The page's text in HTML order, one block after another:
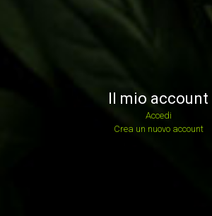
Il mio account
Accedi
Crea un nuovo account